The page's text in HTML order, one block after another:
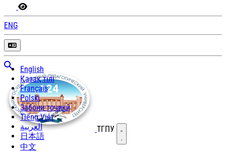
ENG
English
Қазақ тілі
Français
Polski
Забони тоҷикӣ
Tiếng Việt
العربية
日本語
中文
ТГПУ Открыть меню